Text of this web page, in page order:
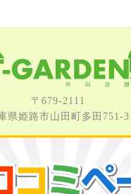
〒679-2111
県姫路市⼭⽥町多⽥751-3